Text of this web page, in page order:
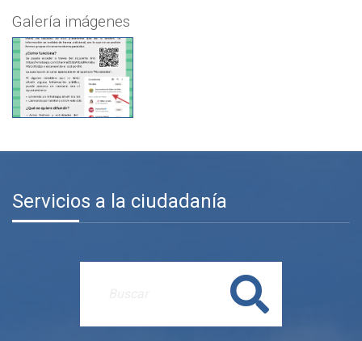
Galería imágenes
Servicios a la ciudadanía
Buscar